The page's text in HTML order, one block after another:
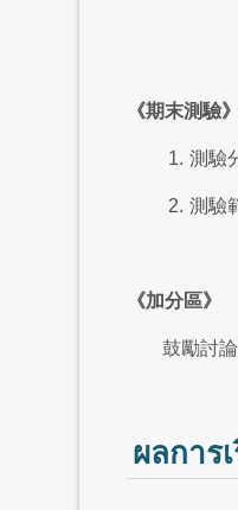
《期末測驗
1. 測驗
2. 測驗
《加分區》
鼓勵討
ผลการ